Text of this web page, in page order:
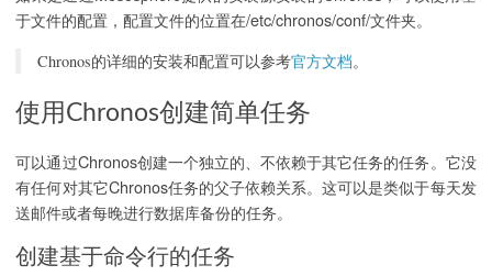
于文件的配置，配置文件的位置在/etc/chronos/conf/文件夹。
Chronos的详细的安装和配置可以参考官方文档。
使用Chronos创建简单任务
可以通过Chronos创建一个独立的、不依赖于其它任务的任务。它没
有任何对其它Chronos任务的父子依赖关系。这可以是类似于每天发
送邮件或者每晚进行数据库备份的任务。
创建基于命令行的任务